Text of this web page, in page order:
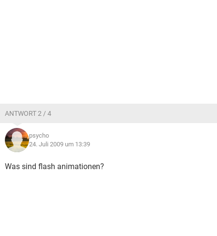
ANTWORT 2 / 4
psycho
24. Juli 2009 um 13:39
Was sind flash animationen?